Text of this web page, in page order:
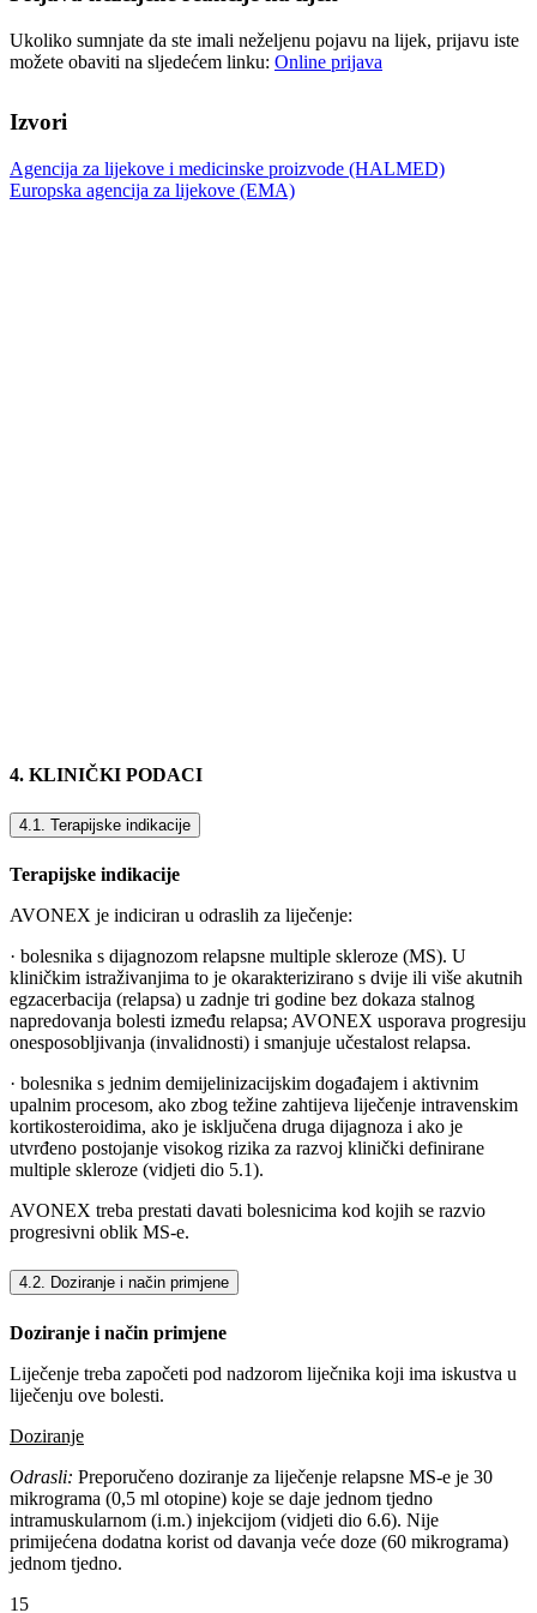
Ukoliko sumnjate da ste imali neželjenu pojavu na lijek, prijavu iste
možete obaviti na sljedećem linku: Online prijava
Izvori
Agencija za lijekove i medicinske proizvode (HALMED)
Europska agencija za lijekove (EMA)
4. KLINIČKI PODACI
4.1. Terapijske indikacije
Terapijske indikacije
AVONEX je indiciran u odraslih za liječenje:
· bolesnika s dijagnozom relapsne multiple skleroze (MS). U
kliničkim istraživanjima to je okarakterizirano s dvije ili više akutnih
egzacerbacija (relapsa) u zadnje tri godine bez dokaza stalnog
napredovanja bolesti između relapsa; AVONEX usporava progresiju
onesposobljivanja (invalidnosti) i smanjuje učestalost relapsa.
· bolesnika s jednim demijelinizacijskim događajem i aktivnim
upalnim procesom, ako zbog težine zahtijeva liječenje intravenskim
kortikosteroidima, ako je isključena druga dijagnoza i ako je
utvrđeno postojanje visokog rizika za razvoj klinički definirane
multiple skleroze (vidjeti dio 5.1).
AVONEX treba prestati davati bolesnicima kod kojih se razvio
progresivni oblik MS-e.
4.2. Doziranje i način primjene
Doziranje i način primjene
Liječenje treba započeti pod nadzorom liječnika koji ima iskustva u
liječenju ove bolesti.
Doziranje
Odrasli: Preporučeno doziranje za liječenje relapsne MS-e je 30
mikrograma (0,5 ml otopine) koje se daje jednom tjedno
intramuskularnom (i.m.) injekcijom (vidjeti dio 6.6). Nije
primijećena dodatna korist od davanja veće doze (60 mikrograma)
jednom tjedno.
15